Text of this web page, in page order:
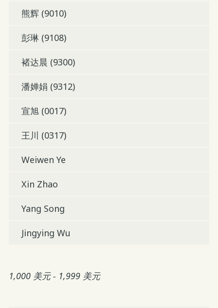
熊辉 (9010)
彭琳 (9108)
褚达晨 (9300)
潘婵娟 (9312)
宣旭 (0017)
王川 (0317)
Weiwen Ye
Xin Zhao
Yang Song
Jingying Wu
1,000 美元 - 1,999 美元